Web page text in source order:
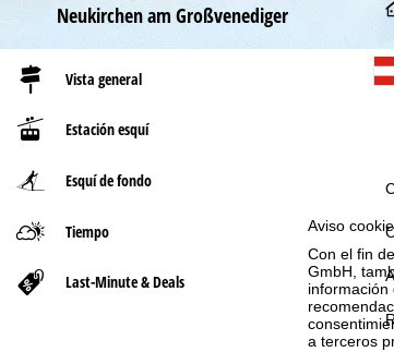
Aviso
Con el fin
GmbH,
información
a terceros
Neukirchen am Großvenediger
Vista general
Estación esquí
Esquí de fondo
Tiempo
Last-Minute & Deals